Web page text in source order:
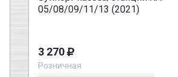
05/08/09/11/13 (2021)
3 270
Розничная